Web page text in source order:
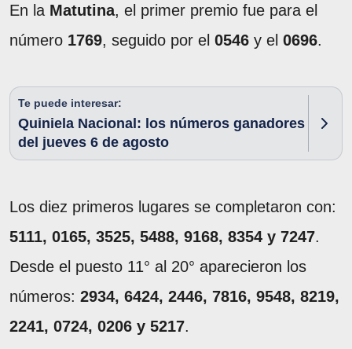
En la Matutina, el primer premio fue para el
número 1769, seguido por el 0546 y el 0696.
Te puede interesar:
Quiniela Nacional: los números ganadores
del jueves 6 de agosto
Los diez primeros lugares se completaron con:
5111, 0165, 3525, 5488, 9168, 8354 y 7247.
Desde el puesto 11° al 20° aparecieron los
números: 2934, 6424, 2446, 7816, 9548, 8219,
2241, 0724, 0206 y 5217.